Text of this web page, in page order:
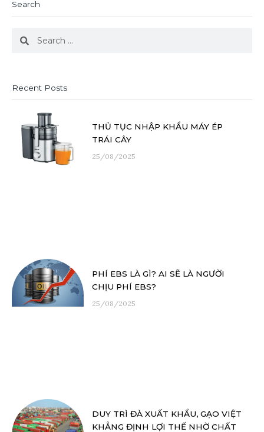
Search
SearchSearch
Recent Posts
THỦ TỤC NHẬP KHẨU MÁY ÉP
TRÁI CÂY
25/08/2025
PHÍ EBS LÀ GÌ? AI SẼ LÀ NGƯỜI
CHỊU PHÍ EBS?
25/08/2025
DUY TRÌ ĐÀ XUẤT KHẨU, GẠO VIỆT
KHẲNG ĐỊNH LỢI THẾ NHỜ CHẤT